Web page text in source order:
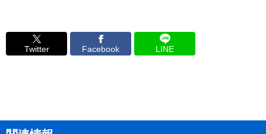
Twitter Facebook LINE